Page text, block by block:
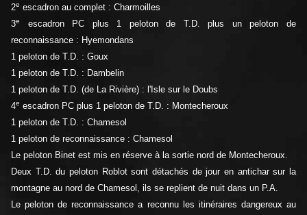
2e escadron au complet : Charmoilles
3e
escadron PC plus 1 peloton de T.D. plus un peloton de
reconnaissance : Hyemondans
1 peloton de T.D. : Goux
1 peloton de T.D. : Dambelin
1 peloton de T.D. (de La Rivière) : l'Isle sur le Doubs
4e escadron PC plus 1 peloton de T.D. : Montecheroux
1 peloton de T.D. : Chamesol
1 peloton de reconnaissance : Chamesol
Le peloton Binet est mis en réserve à la sortie nord de Montecheroux.
Deux T.D. du peloton Roblot sont détachés de jour en antichar sur la
montagne au nord de Chamesol, ils se replient de nuit dans un P.A.
Le peloton de reconnaissance a reconnu les itinéraires dangereux au